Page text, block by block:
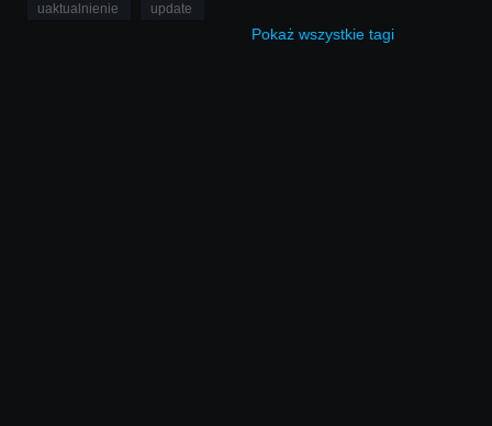
uaktualnienie
update
Pokaż wszystkie tagi